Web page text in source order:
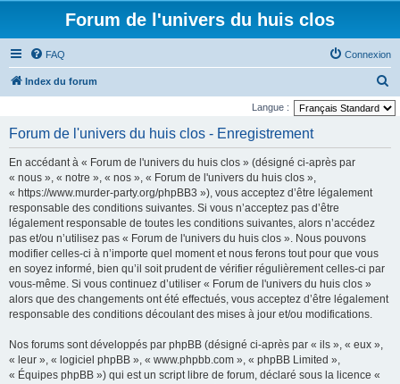
Forum de l'univers du huis clos
FAQ Connexion
Index du forum
e
Langue :
Forum de l'univers du huis clos - Enregistrement
En accédant à « Forum de l'univers du huis clos » (désigné ci-après par
« nous », « notre », « nos », « Forum de l'univers du huis clos »,
« https://www.murder-party.org/phpBB3 »), vous acceptez d’être légalement
responsable des conditions suivantes. Si vous n’acceptez pas d’être
légalement responsable de toutes les conditions suivantes, alors n’accédez
pas et/ou n’utilisez pas « Forum de l'univers du huis clos ». Nous pouvons
modifier celles-ci à n’importe quel moment et nous ferons tout pour que vous
en soyez informé, bien qu’il soit prudent de vérifier régulièrement celles-ci par
vous-même. Si vous continuez d’utiliser « Forum de l'univers du huis clos »
alors que des changements ont été effectués, vous acceptez d’être légalement
responsable des conditions découlant des mises à jour et/ou modifications.
Nos forums sont développés par phpBB (désigné ci-après par « ils », « eux »,
« leur », « logiciel phpBB », « www.phpbb.com », « phpBB Limited »,
« Équipes phpBB ») qui est un script libre de forum, déclaré sous la licence «